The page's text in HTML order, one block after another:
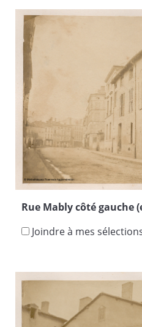
Rue Mably côté gauche
Joindre à mes